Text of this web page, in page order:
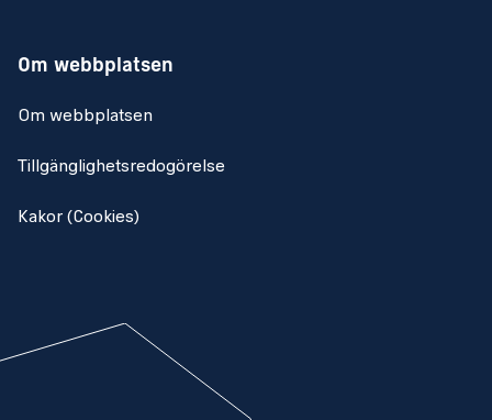
Om webbplatsen
Om webbplatsen
Tillgänglighetsredogörelse
Kakor (Cookies)